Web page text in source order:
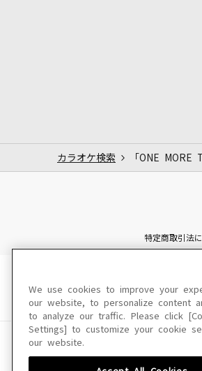
カラオケ検索 「ONE MORE
特定商取引法
このサイト
We use cookies to improve your
our website, to personalize content
to analyze our traffic. Please click
Settings] to customize your cookie
our website.